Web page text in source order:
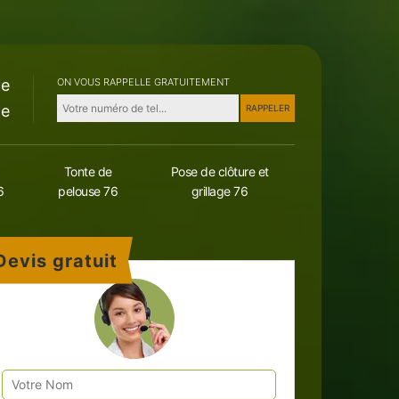
ON VOUS RAPPELLE GRATUITEMENT
Tonte de
pelouse 76
Pose de clôture et
grillage 76
gratuit